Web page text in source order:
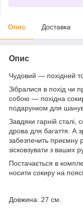
Опис Доставка
Опис
Чудовий — похідний
Зібралися в похід чи
собою — похідна
подарунком для
Завдяки гарній сталі,
дрова для багаття. А
забезпечить
зісковзувати з ваших
Постачається в
носити сокиру на поясі.
Довжина: 27 см.